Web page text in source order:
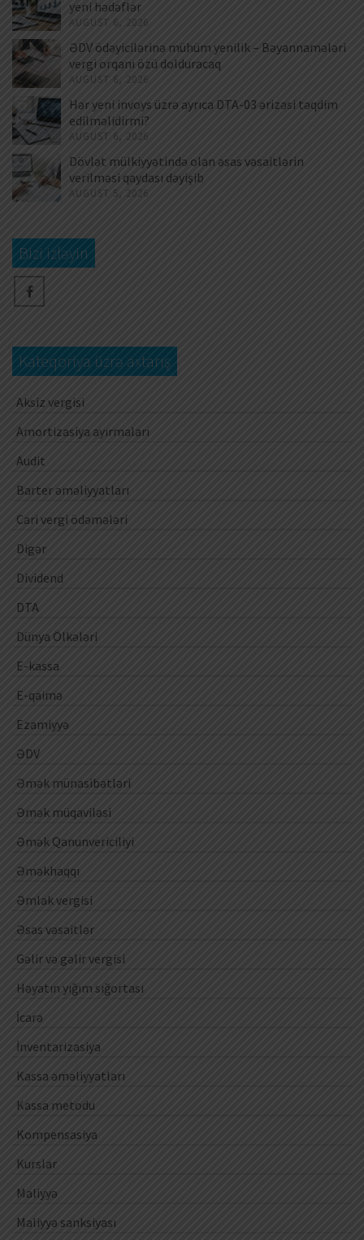
yeni hədəflər
AUGUST 6, 2026
ƏDV ödəyicilərinə mühüm yenilik – Bəyannamələri
vergi orqanı özü dolduracaq
AUGUST 6, 2026
Hər yeni invoys üzrə ayrıca DTA-03 ərizəsi təqdim
edilməlidirmi?
AUGUST 6, 2026
Dövlət mülkiyyətində olan əsas vəsaitlərin
verilməsi qaydası dəyişib
AUGUST 5, 2026
Bizi izləyin
Kateqoriya üzrə axtarış
Aksiz vergisi
Amortizasiya ayırmaları
Audit
Barter əməliyyatları
Cari vergi ödəmələri
Digər
Dividend
DTA
Dünya Ölkələri
E-kassa
E-qaimə
Ezamiyyə
ƏDV
Əmək münasibətləri
Əmək müqaviləsi
Əmək Qanunvericiliyi
Əməkhaqqı
Əmlak vergisi
Əsas vəsaitlər
Gəlir və gəlir vergisi
Həyatın yığım sığortası
İcarə
İnventarizasiya
Kassa əməliyyatları
Kassa metodu
Kompensasiya
Kurslar
Maliyyə
Maliyyə sanksiyası